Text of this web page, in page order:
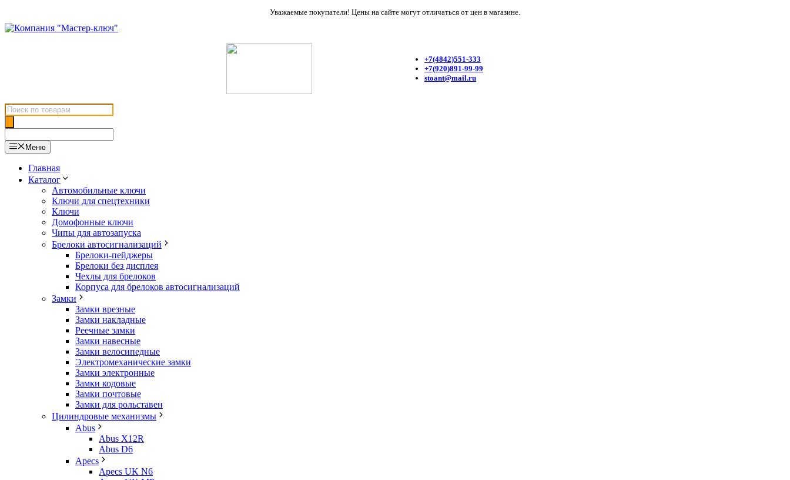
к
содержимому
Уважаемые покупатели! Цены на сайте могут отличаться от цен в магазине.
+7(4842)551-333
+7(920)891-99-99
stoant@mail.ru
Поиск
товаров
Меню
Главная
Каталог
Автомобильные ключи
Ключи для спецтехники
Ключи
Домофонные ключи
Чипы для автозапуска
Брелоки автосигнализаций
Брелоки-пейджеры
Брелоки без дисплея
Чехлы для брелоков
Корпуса для брелоков автосигнализаций
Замки
Замки врезные
Замки накладные
Реечные замки
Замки навесные
Замки велосипедные
Электромеханические замки
Замки электронные
Замки кодовые
Замки почтовые
Замки для рольставен
Цилиндровые механизмы
Abus
Abus X12R
Abus D6
Apecs
Apecs UK N6